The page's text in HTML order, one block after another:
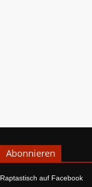
Abonnieren
Raptastisch auf Facebook